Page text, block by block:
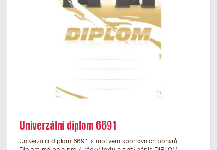
Univerzální diplom 6691
Univerzální diplom 6691 s motivem sportovních pohárů.